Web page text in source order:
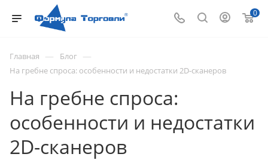
0
Главная — Блог —
На гребне спроса: особенности и недостатки 2D-сканеров
На гребне спроса:
особенности и недостатки
2D-сканеров